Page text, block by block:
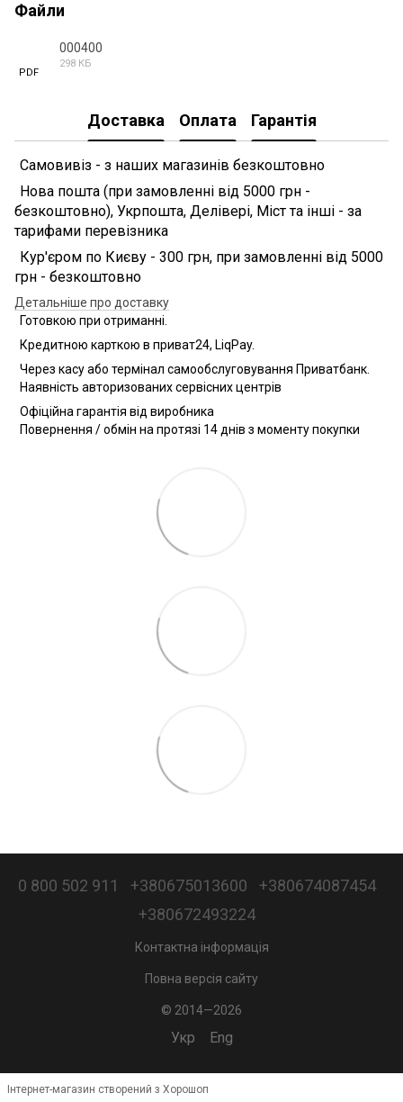
Файли
PDF
000400
298 КБ
Доставка Оплата Гарантія
Самовивіз - з наших магазинів безкоштовно
Нова пошта (при замовленні від 5000 грн -
безкоштовно), Укрпошта, Делівері, Міст та інші - за
тарифами перевізника
Кур'єром по Києву - 300 грн, при замовленні від 5000
грн - безкоштовно
Детальніше про доставку
Готовкою при отриманні.
Кредитною карткою в приват24, LiqPay.
Через касу або термінал самообслуговування Приватбанк.
Наявність авторизованих сервісних центрів
Офіційна гарантія від виробника
Повернення / обмін на протязі 14 днів з моменту покупки
0 800 502 911 +380675013600
+380674087454
+380672493224
Контактна інформація
Повна версія сайту
© 2014—2026
Укр Eng
Інтернет-магазин створений з Хорошоп